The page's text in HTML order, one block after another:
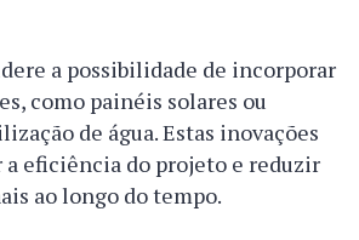
a possibilidade de incorporar
como painéis solares ou
de água. Estas inovações
a eficiência do projeto e reduzir
ao longo do tempo.